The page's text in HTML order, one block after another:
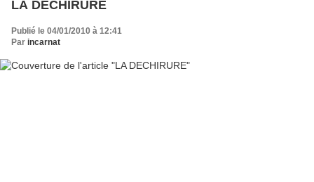
LA DECHIRURE
Publié le 04/01/2010 à 12:41
Par incarnat